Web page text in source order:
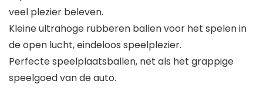
veel plezier beleven.
Kleine ultrahoge rubberen ballen voor het spelen in
de open lucht, eindeloos speelplezier.
Perfecte speelplaatsballen, net als het grappige
speelgoed van de auto.